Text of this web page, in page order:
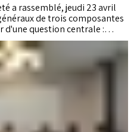
a rassemblé, jeudi 23 avril
de trois composantes
d'une question centrale :
qui partagent un
champ politique, mais
remèdes ? Alors que les
le débat a révélé trois
plaide pour la
Abdeslam El Aziz
la gouvernance, tandis que
de rue. Entre ces trois
pose une exigence qui